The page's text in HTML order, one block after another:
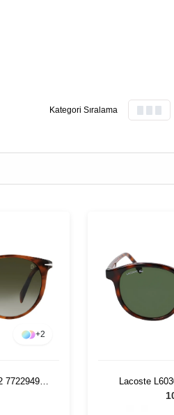
Kategori Sıralama
+2
7722949
Lacoste